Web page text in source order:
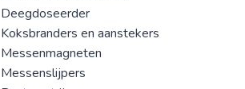
Deegdoseerder
Koksbranders en aanstekers
Messenmagneten
Messenslijpers